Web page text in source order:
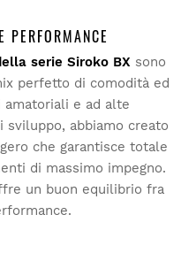
a casa tua. Hai 30
il reso.
effettuare un reso in modo
dai tuoi ordini.
A partire da $9.95
serie Siroko BX sono
perfetto di comodità ed
e ad alte
sviluppo, abbiamo creato
che garantisce totale
di massimo impegno.
un buon equilibrio fra